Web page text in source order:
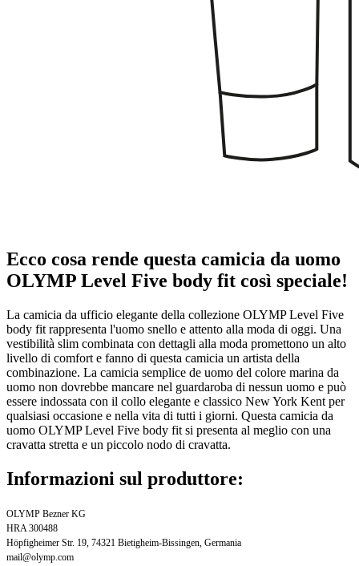
Ecco cosa rende questa camicia da uomo
OLYMP Level Five body fit così speciale!
La camicia da ufficio elegante della collezione OLYMP Level Five
body fit rappresenta l'uomo snello e attento alla moda di oggi. Una
vestibilità slim combinata con dettagli alla moda promettono un alto
livello di comfort e fanno di questa camicia un artista della
combinazione. La camicia semplice de uomo del colore marina da
uomo non dovrebbe mancare nel guardaroba di nessun uomo e può
essere indossata con il collo elegante e classico New York Kent per
qualsiasi occasione e nella vita di tutti i giorni. Questa camicia da
uomo OLYMP Level Five body fit si presenta al meglio con una
cravatta stretta e un piccolo nodo di cravatta.
Informazioni sul produttore:
OLYMP Bezner KG
HRA 300488
Höpfigheimer Str. 19, 74321 Bietigheim-Bissingen, Germania
mail@olymp.com